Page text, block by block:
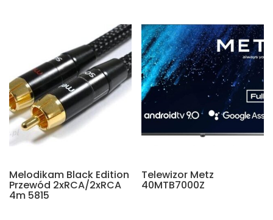
Melodikam Black Edition
Przewód 2xRCA/2xRCA
4m 5815
Telewizor Metz
40MTB7000Z